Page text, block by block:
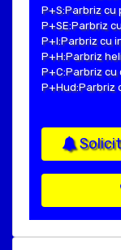
P+S:Parbriz cu
P+SE:Parbriz
P+I:Parbriz cu
P+H:Parbriz
P+C:Parbriz cu
P+Hud:Parbriz